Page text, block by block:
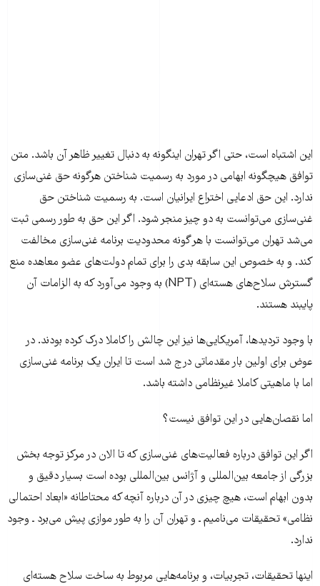
این اشتباه است، حتی اگر تهران اینگونه به دنبال تغییر ظاهر آن باشد. متن
توافق هیچگونه ابهامی در مورد به رسمیت شناختن هرگونه حق غنی‌سازی
ندارد. این حق ادعایی اختراع ایرانیان است. به رسمیت شناختن حق
غنی‌سازی می‌توانست به دو چیز منجر شود. اگر این حق به طور رسمی ثبت
می‌شد تهران می‌توانست با هر گونه محدودیت برنامه غنی‌سازی مخالفت
کند. و به خصوص این سابقه بدی را برای تمام دولت‌های عضو معاهده منع
گسترش سلاح‌های هسته‌ای (NPT) به وجود می‌آورد که به الزامات آن
پایبند هستند.
با وجود تردیدها، آمریکایی‌ها نیز این چالش را کاملا درک کرده بودند. در
عوض برای اولین بار مقدماتی درج شد است تا ایران یک برنامه غنی‌سازی
اما با ماهیتی کاملا غیرنظامی داشته باشد.
اما نقصان‌هایی در این توافق نیست؟
اگر این توافق درباره فعالیت‌های غنی‌سازی که تا الان در مرکز توجه بخش
بزرگی از جامعه بین‌المللی و آژانس بین‌المللی بوده است بسیار دقیق و
بدون ابهام است، هیچ چیزی در آن درباره آنچه که محتاطانه «ابعاد احتمالی
نظامی» تحقیقات می‌نامیم ـ و تهران آن را به طور موازی پیش می‌برد ـ وجود
ندارد.
اینها تحقیقات، تجربیات، و برنامه‌هایی مربوط به ساخت سلاح هسته‌ای